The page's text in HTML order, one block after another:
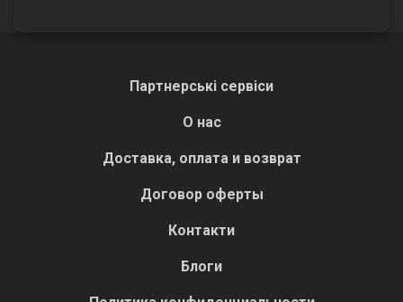
Партнерські сервіси
О нас
Доставка, оплата и возврат
Договор оферты
Контакти
Блоги